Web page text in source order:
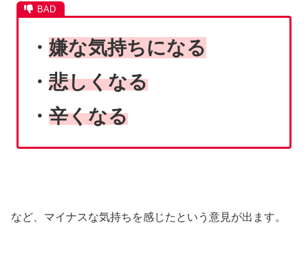
・嫌な気持ちになる
・悲しくなる
・辛くなる
など、マイナスな気持ちを感じたという意見が出ます。